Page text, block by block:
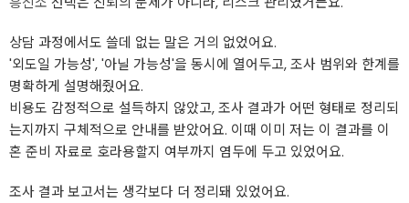
상담 과정에서도 쓸데 없는 말은 거의 없었어요.
'외도일 가능성', '아닐 가능성'을 동시에 열어두고, 조사 범위와 한계를
명확하게 설명해줬어요.
비용도 감정적으로 설득하지 않았고, 조사 결과가 어떤 형태로 정리되
는지까지 구체적으로 안내를 받았어요. 이때 이미 저는 이 결과를 이
혼 준비 자료로 호라용할지 여부까지 염두에 두고 있었어요.
조사 결과 보고서는 생각보다 더 정리돼 있었어요.